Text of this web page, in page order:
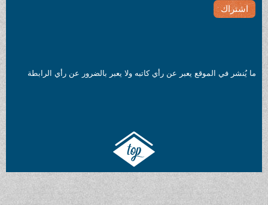
ما يُنشر في الموقع يعبر عن رأي كاتبه ولا يعبر بالضرور عن رأي الرابطة